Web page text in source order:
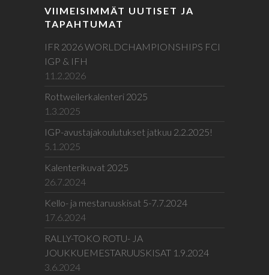
VIIMEISIMMÄT UUTISET JA
TAPAHTUMAT
IFR 2026 WORLDCHAMPIONSHIPS FCI
IGP & IFH
11.2.2026
Rottweilerkalenteri 2025
1.3.2025
IGP-avustajakoulutukset jatkuu 2.2.2025!
5.1.2025
Kalenterikuvat 2025
26.7.2024
Kello- ja mestaruuskisat 5-7.7.2024
17.6.2024
RALLY-TOKO ROTU- JA
JOUKKUEMESTARUUSKISAT 1.9.2024
3.6.2024